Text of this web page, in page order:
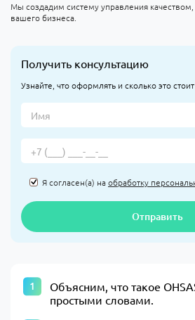
Мы создадим систему управления
вашего бизнеса.
Получить консультацию
Узнайте, что оформлять и сколько это стоит
Я согласен(а) наобработку
Отправить
Объясним, что такое
простыми словами.